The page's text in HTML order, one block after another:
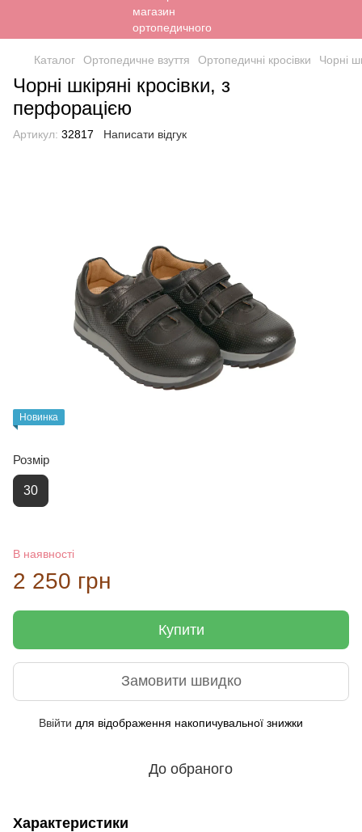
Каталог Ортопедичне взуття Ортопедичні кросівки Чорні
Чорні шкіряні кросівки, з
перфорацією
Артикул: 32817 Написати відгук
Новинка
Розмір
30
В наявності
2 250 грн
Купити
Замовити швидко
Ввійти для відображення накопичувальної знижки
До обраного
Характеристики